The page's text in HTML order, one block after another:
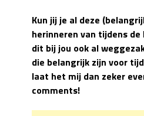
Kun jij je al deze
herinneren van tijdens
dit bij jou ook al
die belangrijk zijn voor
laat het mij dan zeker
comments!